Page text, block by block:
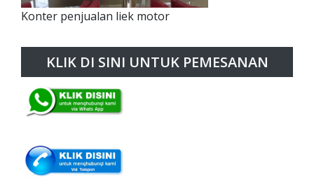
Konter penjualan liek motor
KLIK DI SINI UNTUK PEMESANAN